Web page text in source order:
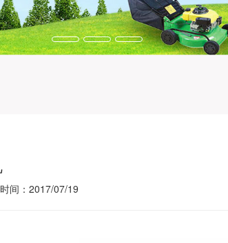
间：2017/07/19